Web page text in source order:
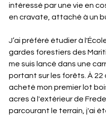
intéressé par une vie en
en cravate, attaché à un
J’ai préféré étudier à
gardes forestiers des
me suis lancé dans une
portant sur les forêts. À 22
acheté mon premier lot
acres à l'extérieur de
parcourant le terrain, j'ai